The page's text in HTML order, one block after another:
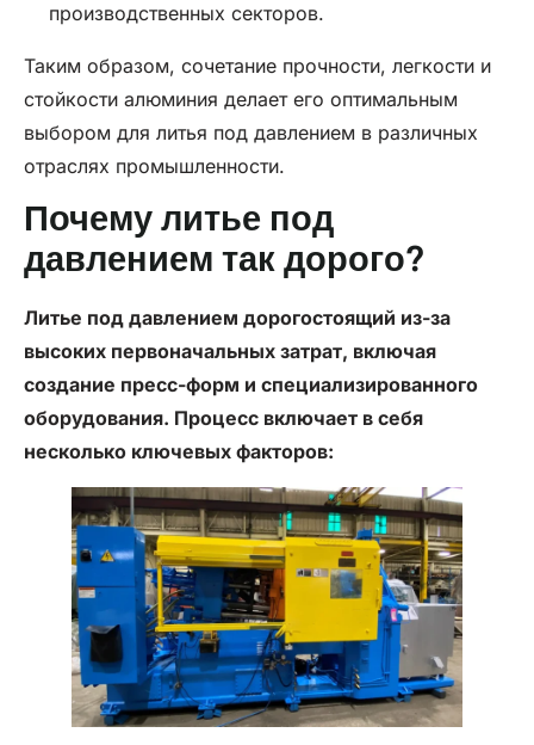
производственных секторов.
Таким образом, сочетание прочности, легкости и
стойкости алюминия делает его оптимальным
выбором для литья под давлением в различных
отраслях промышленности.
Почему литье под
давлением так дорого?
Литье под давлением дорогостоящий из-за
высоких первоначальных затрат, включая
создание пресс-форм и специализированного
оборудования. Процесс включает в себя
несколько ключевых факторов: